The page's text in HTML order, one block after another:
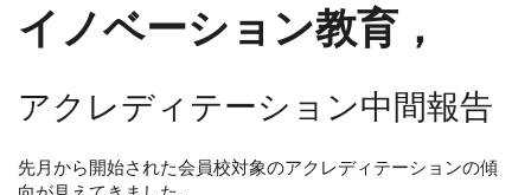
イノベーション教育，
アクレディテーション中間報告
先月から開始された会員校対象のアクレディテーションの傾